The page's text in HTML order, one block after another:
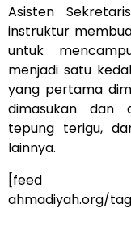
Asisten
instruktur
untuk
menjadi satu
yang pertama
dimasukan dan
tepung terigu,
lainnya.
[feed
ahmadiyah.org/